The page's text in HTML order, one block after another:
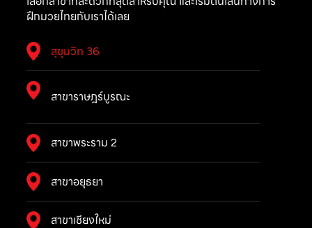
ฝึกมวยไทยกับเราได้เลย
สุขุมวิท 36
สาขาราษฎร์บูรณะ
สาขาพระราม 2
สาขาอยุธยา
สาขาเชียงใหม่